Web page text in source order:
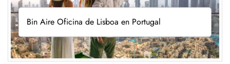
Bin Aire Oficina de Lisboa en Portugal